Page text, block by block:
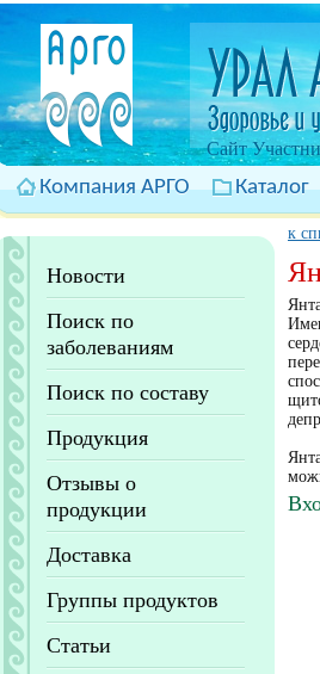
Cайт
Компания АРГО Каталог
Новости
Поиск по
заболеваниям
Поиск по составу
Продукция
Отзывы о
продукции
Доставка
Группы продуктов
Статьи
к